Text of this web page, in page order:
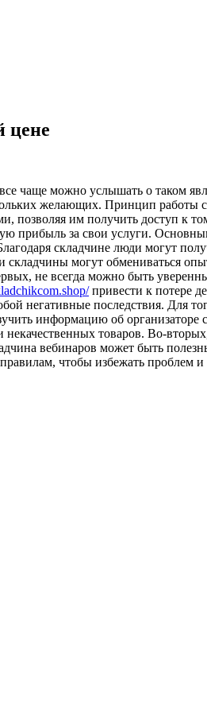
цене
чаще можно услышать о таком
желающих. Принцип работы
позволяя им получить доступ к
прибыль за свои услуги.
складчине люди могут
складчины могут обмениваться
не всегда можно быть
привести к потере
негативные последствия. Для
информацию об
некачественных товаров. Во-
вебинаров может быть
чтобы избежать проблем